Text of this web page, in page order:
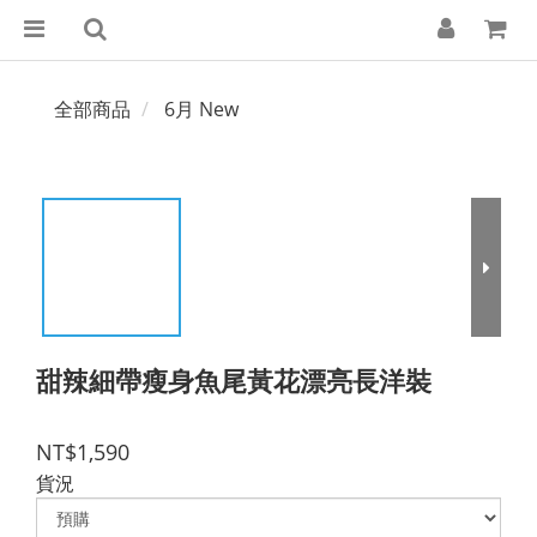
全部商品 6月 New
甜辣細帶瘦身魚尾黃花漂亮長洋裝
NT$1,590
貨況